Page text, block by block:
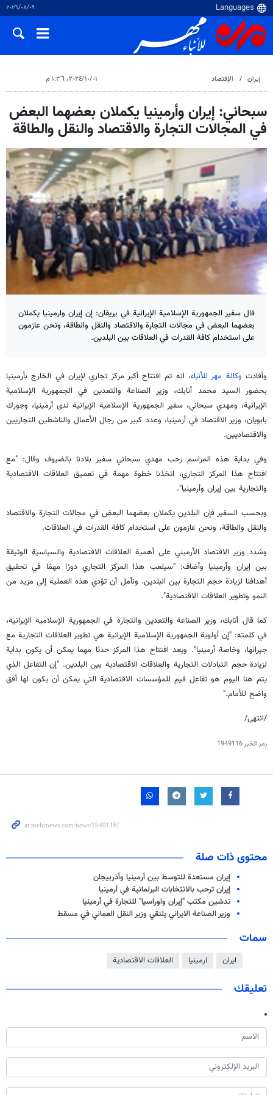
٠٩‏/٠٨‏/٢٠٢٦
إيران الإقتصاد ٠١‏/١٠‏/٢٠٢٤، ١:٣٦ م
سبحاني: إيران وأرمينيا يكملان بعضهما البعض
في المجالات التجارة والاقتصاد والنقل والطاقة
قال سفير الجمهورية الإسلامية الإيرانية في يريفان: إن إيران وارمينيا يكملان
بعضهما البعض في مجالات التجارة والاقتصاد والنقل والطاقة، ونحن عازمون
على استخدام كافة القدرات في العلاقات بين البلدين.
وأفادت وكالة مهر للأنباء، انه تم افتتاح أكبر مركز تجاري لإيران في الخارج بأرمينيا
بحضور السيد محمد أتابك، وزير الصناعة والتعدين في الجمهورية الإسلامية
الإيرانية، ومهدي سبحاني، سفير الجمهورية الإسلامية الإيرانية لدى أرمينيا، وجورك
بابويان، وزير الاقتصاد في أرمينيا، وعدد كبير من رجال الأعمال والناشطين التجاريين
والاقتصاديين.
وفي بداية هذه المراسم رحب مهدي سبحاني سفير بلادنا بالضيوف وقال: "مع
افتتاح هذا المركز التجاري، اتخذنا خطوة مهمة في تعميق العلاقات الاقتصادية
والتجارية بين إيران وأرمينيا".
وبحسب السفير فإن البلدين يكملان بعضهما البعض في مجالات التجارة والاقتصاد
والنقل والطاقة، ونحن عازمون على استخدام كافة القدرات في العلاقات.
وشدد وزير الاقتصاد الأرميني على أهمية العلاقات الاقتصادية والسياسية الوثيقة
بين إيران وأرمينيا وأضاف: "سيلعب هذا المركز التجاري دورًا مهمًا في تحقيق
أهدافنا لزيادة حجم التجارة بين البلدين. ونأمل أن تؤدي هذه العملية إلى مزيد من
النمو وتطوير العلاقات الاقتصادية".
كما قال أتابك، وزير الصناعة والتعدين والتجارة في الجمهورية الإسلامية الإيرانية،
في كلمته: "إن أولوية الجمهورية الإسلامية الإيرانية هي تطوير العلاقات التجارية مع
جيرانها، وخاصة أرمينيا". ويعد افتتاح هذا المركز حدثا مهما يمكن أن يكون بداية
لزيادة حجم التبادلات التجارية والعلاقات الاقتصادية بين البلدين. "إن التفاعل الذي
يتم هنا اليوم هو تفاعل قيم للمؤسسات الاقتصادية التي يمكن أن يكون لها أفق
واضح للأمام."
/انتهى/
رمز الخبر1949116
محتوى ذات صلة
إيران مستعدة للتوسط بين أرمينيا وأذربيجان
إيران ترحب بالانتخابات البرلمانية في أرمينيا
تدشين مكتب "إيران واوراسيا" للتجارة في أرمينيا
وزير الصناعة الايراني يلتقي وزير النقل العماني في مسقط
سمات
ايران ارمينيا العلاقات الاقتصادية
تعليقك